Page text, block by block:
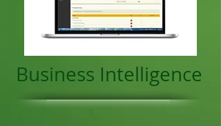
Business Intelligence